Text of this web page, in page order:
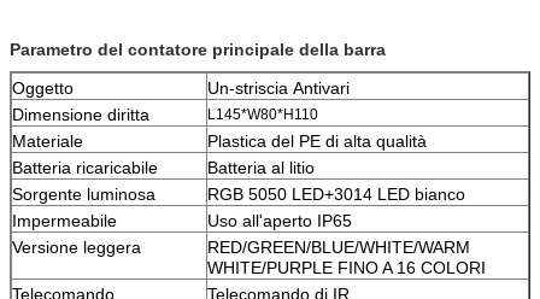
Parametro del contatore principale della barra
Oggetto
Un-striscia Antivari
Dimensione diritta
L145*W80*H110
Materiale
Plastica del PE di alta qualità
Batteria ricaricabile
Batteria al litio
Sorgente luminosa
RGB 5050 LED+3014 LED bianco
Impermeabile
Uso all'aperto IP65
Versione leggera
RED/GREEN/BLUE/WHITE/WARM
WHITE/PURPLE FINO A 16 COLORI
Telecomando
Telecomando di IR